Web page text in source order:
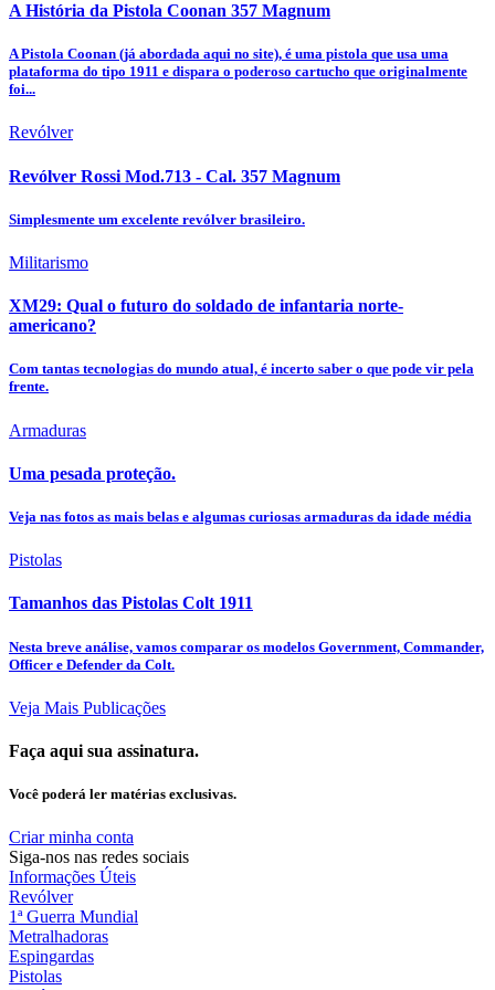
A História da Pistola Coonan 357 Magnum
A Pistola Coonan (já abordada aqui no site), é uma pistola que usa uma
plataforma do tipo 1911 e dispara o poderoso cartucho que originalmente
foi...
Revólver
Revólver Rossi Mod.713 - Cal. 357 Magnum
Simplesmente um excelente revólver brasileiro.
Militarismo
XM29: Qual o futuro do soldado de infantaria norte-
americano?
Com tantas tecnologias do mundo atual, é incerto saber o que pode vir pela
frente.
Armaduras
Uma pesada proteção.
Veja nas fotos as mais belas e algumas curiosas armaduras da idade média
Pistolas
Tamanhos das Pistolas Colt 1911
Nesta breve análise, vamos comparar os modelos Government, Commander,
Officer e Defender da Colt.
Veja Mais Publicações
Faça aqui sua assinatura.
Você poderá ler matérias exclusivas.
Criar minha conta
Siga-nos nas redes sociais
Informações Úteis
Revólver
1ª Guerra Mundial
Metralhadoras
Espingardas
Pistolas